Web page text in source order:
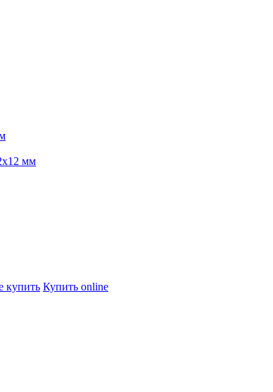
мм
купить Купить online